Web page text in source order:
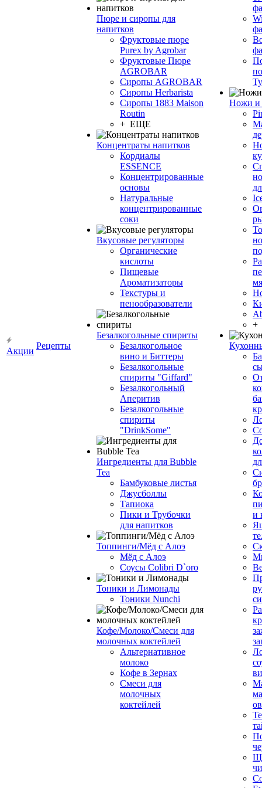
Акции
Рецепты
Пюре и сиропы для
напитков
Фруктовые пюре
Purex by Agrobar
Фруктовые Пюре
AGROBAR
Сиропы AGROBAR
Сиропы Herbarista
Сиропы 1883 Maison
Routin
+ ЕЩЕ
Концентраты напитков
Кордиалы
ESSENCE
Концентрированные
основы
Натуральные
концентрированные
соки
Вкусовые регуляторы
Органические
кислоты
Пищевые
Ароматизаторы
Текстуры и
пенообразователи
Безалкогольные спириты
Безалкогольное
вино и Биттеры
Безалкогольные
спириты "Giffard"
Безалкогольный
Аперитив
Безалкогольные
спириты
"DrinkSome"
Ингредиенты для Bubble
Tea
Бамбуковые листья
Джусболлы
Тапиока
Пики и Трубочки
для напитков
Топпинги/Мёд с Алоэ
Мёд с Алоэ
Соусы Colibri D`oro
Тоники и Лимонады
Тоники Nunchi
Кофе/Молоко/Смеси для
молочных коктейлей
Альтернативное
молоко
Кофе в Зернах
Смеси для
молочных
коктейлей
Ножи и
+
и